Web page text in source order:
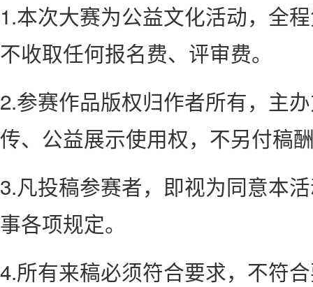
1.本次大赛为公益文化活动，全
不收取任何报名费、评审费。
2.参赛作品版权归作者所有，主
传、公益展示使用权，不另付稿
3.凡投稿参赛者，即视为同意本
事各项规定。
4.所有来稿必须符合要求，不符